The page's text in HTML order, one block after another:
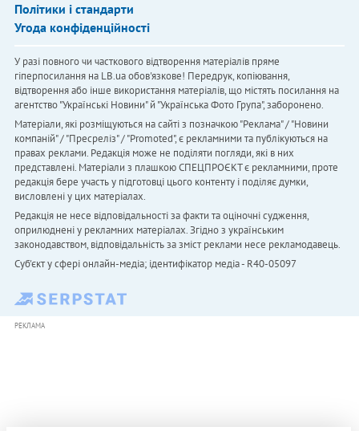
Політики і стандарти
Угода конфіденційності
У разі повного чи часткового відтворення матеріалів пряме
гіперпосилання на LB.ua обов'язкове! Передрук, копіювання,
відтворення або інше використання матеріалів, що містять посилання на
агентство "Українськi Новини" й "Українська Фото Група", заборонено.
Матеріали, які розміщуються на сайті з позначкою "Реклама" / "Новини
компаній" / "Пресреліз" / "Promoted", є рекламними та публікуються на
правах реклами. Редакція може не поділяти погляди, які в них
представлені. Матеріали з плашкою СПЕЦПРОЄКТ є рекламними, проте
редакція бере участь у підготовці цього контенту і поділяє думки,
висловлені у цих матеріалах.
Редакція не несе відповідальності за факти та оціночні судження,
оприлюднені у рекламних матеріалах. Згідно з українським
законодавством, відповідальність за зміст реклами несе рекламодавець.
Cуб'єкт у сфері онлайн-медіа; ідентифікатор медіа - R40-05097
РЕКЛАМА